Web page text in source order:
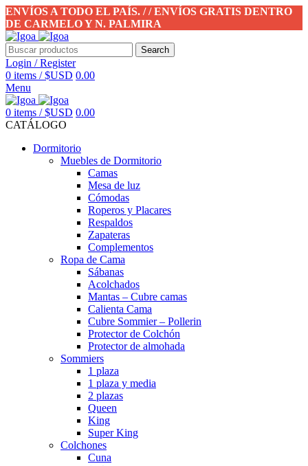
ENVÍOS A TODO EL PAÍS. / / ENVÍOS GRATIS DENTRO
DE CARMELO Y N. PALMIRA
Search
Login / Register
0 items / $USD 0.00
Menu
0 items / $USD 0.00
CATÁLOGO
Dormitorio
Muebles de Dormitorio
Camas
Mesa de luz
Cómodas
Roperos y Placares
Respaldos
Zapateras
Complementos
Ropa de Cama
Sábanas
Acolchados
Mantas – Cubre camas
Calienta Cama
Cubre Sommier – Pollerin
Protector de Colchón
Protector de almohada
Sommiers
1 plaza
1 plaza y media
2 plazas
Queen
King
Super King
Colchones
Cuna